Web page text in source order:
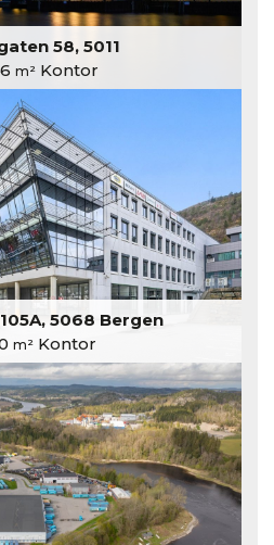
58, 5011
m²Kontor
5068 Bergen
m² Kontor